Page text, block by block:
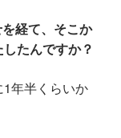
経て、そこか
たんですか？
年半くらいか